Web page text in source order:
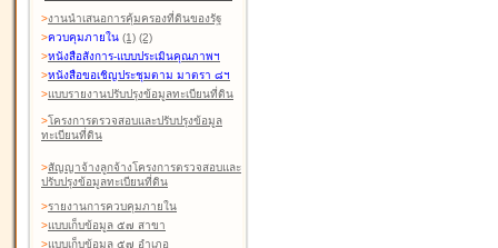
>งานนำเสนอการคุ้มครองที่ดินของรัฐ
>ควบคุมภายใน (1) (2)
>หนังสือสังการ-แบบประเมินคุณภาพฯ
>หนังสือขอเชิญประชุมตาม มาตรา ๘ฯ
>แบบรายงานปรับปรุงข้อมูลทะเบียนที่ดิน
>โครงการตรวจสอบและปรับปรุงข้อมูล
ทะเบียนที่ดิน
>สัญญาจ้างลูกจ้างโครงการตรวจสอบและ
ปรับปรุงข้อมูลทะเบียนที่ดิน
>รายงานการควบคุมภายใน
>แบบเก็บข้อมูล ๕๗ สาขา
>แบบเก็บข้อมูล ๕๗ อำเภอ